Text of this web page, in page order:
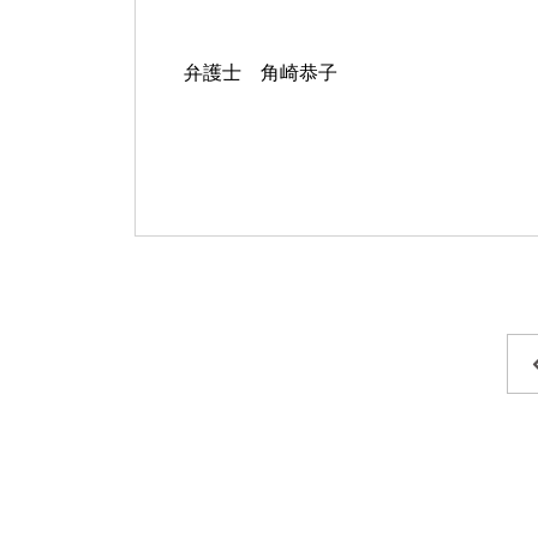
弁護士 角崎恭子